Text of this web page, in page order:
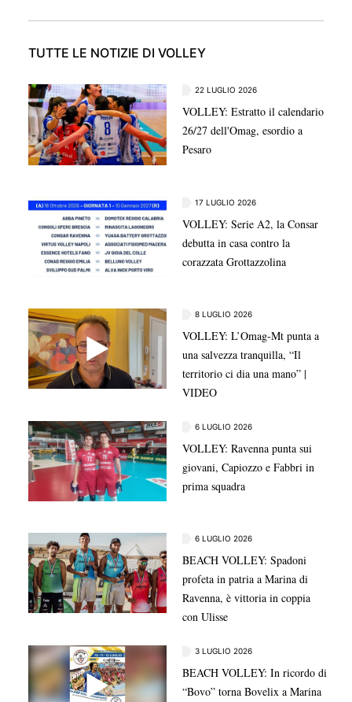
TUTTE LE NOTIZIE DI VOLLEY
22 LUGLIO 2026
VOLLEY: Estratto il calendario
26/27 dell'Omag, esordio a
Pesaro
17 LUGLIO 2026
VOLLEY: Serie A2, la Consar
debutta in casa contro la
corazzata Grottazzolina
8 LUGLIO 2026
VOLLEY: L’Omag-Mt punta a
una salvezza tranquilla, “Il
territorio ci dia una mano” |
VIDEO
6 LUGLIO 2026
VOLLEY: Ravenna punta sui
giovani, Capiozzo e Fabbri in
prima squadra
6 LUGLIO 2026
BEACH VOLLEY: Spadoni
profeta in patria a Marina di
Ravenna, è vittoria in coppia
con Ulisse
3 LUGLIO 2026
BEACH VOLLEY: In ricordo di
“Bovo” torna Bovelix a Marina